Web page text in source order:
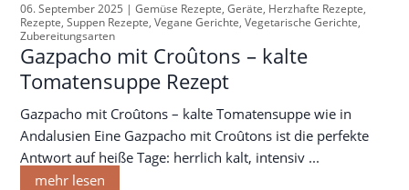
06. September 2025 |Gemüse Rezepte, Geräte, Herzhafte Rezepte,
Rezepte, Suppen Rezepte, Vegane Gerichte, Vegetarische Gerichte,
Zubereitungsarten
Gazpacho mit Croûtons – kalte
Tomatensuppe Rezept
Gazpacho mit Croûtons – kalte Tomatensuppe wie in
Andalusien Eine Gazpacho mit Croûtons ist die perfekte
Antwort auf heiße Tage: herrlich kalt, intensiv ...
mehr lesen